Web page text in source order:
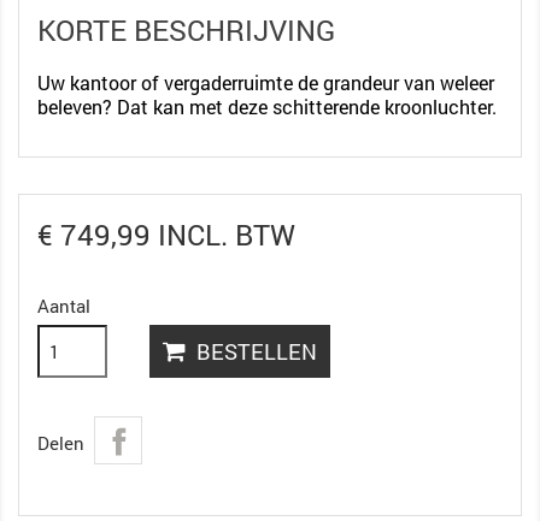
KORTE BESCHRIJVING
Uw kantoor of vergaderruimte de grandeur van weleer
beleven? Dat kan met deze schitterende kroonluchter.
€ 749,99 INCL. BTW
Aantal
BESTELLEN
Delen